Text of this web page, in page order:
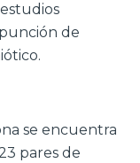
de
se encuentra
pares de